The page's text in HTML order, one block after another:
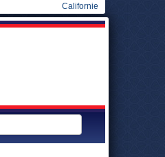
Californie